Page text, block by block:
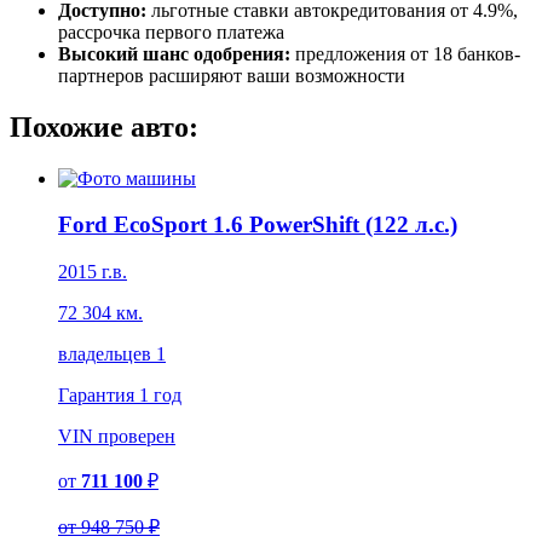
Доступно: льготные ставки автокредитования от 4.9%,
рассрочка первого платежа
Высокий шанс одобрения: предложения от 18 банков-
партнеров расширяют ваши возможности
Похожие авто:
Ford EcoSport 1.6 PowerShift (122 л.с.)
2015 г.в.
72 304 км.
владельцев 1
Гарантия 1 год
VIN проверен
от 711 100 ₽
от948 750 ₽